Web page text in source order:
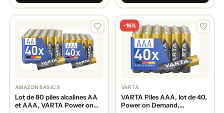
AMAZON BASICS
Lot de 80 piles alcalines AA
et AAA, VARTA Power on
−16%
VARTA
VARTA Piles AAA, lot de 40,
Power on Demand,